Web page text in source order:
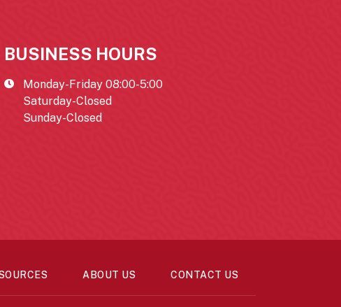
BUSINESS HOURS
Monday-Friday 08:00-5:00
Saturday-Closed
Sunday-Closed
ABOUT US CONTACT US